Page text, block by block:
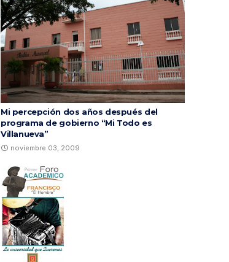
Mi percepción dos años después del
programa de gobierno “Mi Todo es
Villanueva”
noviembre 03, 2009